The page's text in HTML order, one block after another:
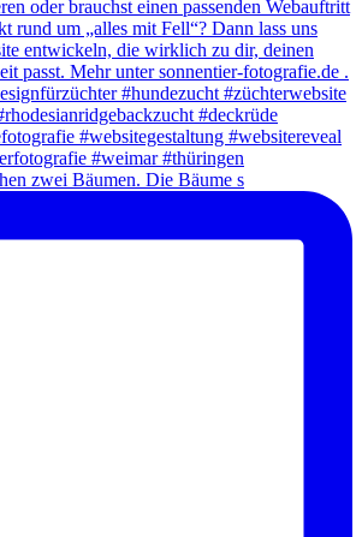
zwei Bäumen. Die Bäume s